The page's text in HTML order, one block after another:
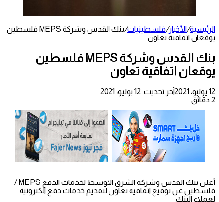
الرئيسية/الأخبار/فلسطينيات/
بنك القدس وشركة MEPS فلسطين
يوقعان اتفاقية تعاون
بنك القدس وشركة MEPS فلسطين
يوقعان اتفاقية تعاون
12 يوليو، 2021
آخر تحديث: 12 يوليو، 2021
2 دقائق
أعلن بنك القدس وشركة الشرق الاوسط لخدمات الدفع MEPS /
فلسطين عن توقيع اتفاقية تعاون لتقديم خدمات دفع الكترونية
لعملاء البنك.